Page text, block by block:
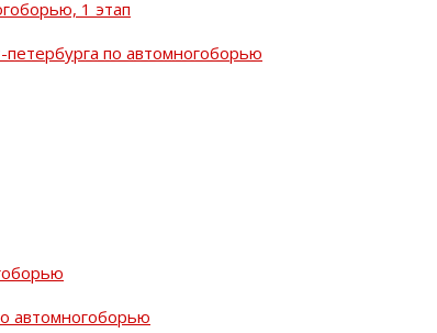
1 этап
по автомногоборью
автомногоборью